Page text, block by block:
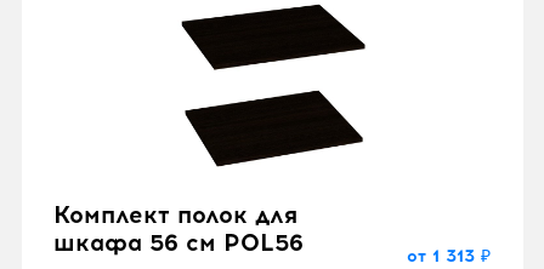
Комплект полок для
шкафа 56 см POL56
от 1 313 ₽